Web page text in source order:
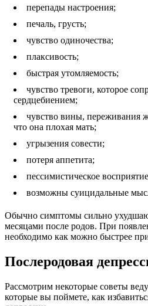
перепады настроения;
печаль, грусть;
чувство одиночества;
плаксивость;
быстрая утомляемость;
чувство тревоги, которое
сердцебиением;
чувство вины, переживания
что она плохая мать;
угрызения совести;
потеря аппетита;
пессимистическое
возможны суицидальные
Обычно симптомы сильно
месяцами после родов. При
необходимо как можно быстрее
Послеродовая
Рассмотрим некоторые советы
которые вы поймете, как